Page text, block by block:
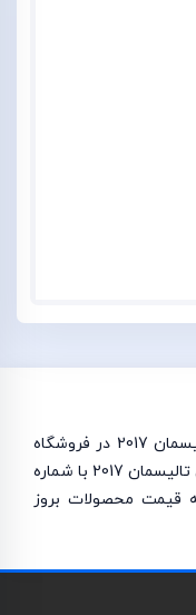
چراغ جلو تالیسمان 2017 و چراغ خطر تالیسمان 2017 در فروشگاه
موجود می باشد. برای استعلام لوازم یدکی تالیسمان 2017 با شماره
کلیه قیمت محصولات بروز